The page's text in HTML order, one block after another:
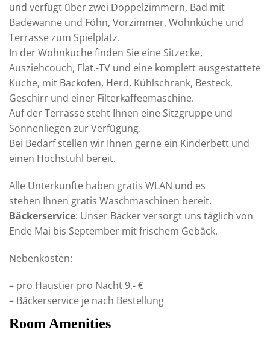
und verfügt über zwei Doppelzimmern, Bad mit
Badewanne und Föhn, Vorzimmer, Wohnküche und
Terrasse zum Spielplatz.
In der Wohnküche finden Sie eine Sitzecke,
Ausziehcouch, Flat.-TV und eine komplett ausgestattete
Küche, mit Backofen, Herd, Kühlschrank, Besteck,
Geschirr und einer Filterkaffeemaschine.
Auf der Terrasse steht Ihnen eine Sitzgruppe und
Sonnenliegen zur Verfügung.
Bei Bedarf stellen wir Ihnen gerne ein Kinderbett und
einen Hochstuhl bereit.
Alle Unterkünfte haben gratis WLAN und es
stehen Ihnen gratis Waschmaschinen bereit.
Bäckerservice: Unser Bäcker versorgt uns täglich von
Ende Mai bis September mit frischem Gebäck.
Nebenkosten:
– pro Haustier pro Nacht 9,- €
– Bäckerservice je nach Bestellung
Room Amenities